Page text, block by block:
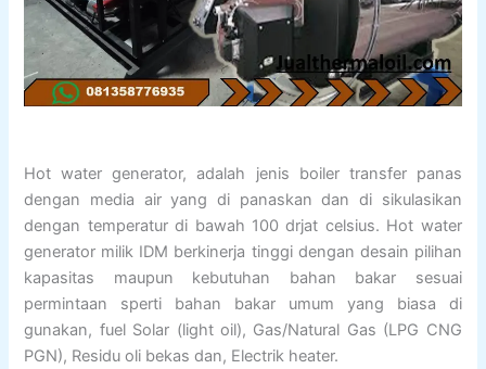
Hot water generator, adalah jenis boiler transfer panas
dengan media air yang di panaskan dan di sikulasikan
dengan temperatur di bawah 100 drjat celsius. Hot water
generator milik IDM berkinerja tinggi dengan desain pilihan
kapasitas maupun kebutuhan bahan bakar sesuai
permintaan sperti bahan bakar umum yang biasa di
gunakan, fuel Solar (light oil), Gas/Natural Gas (LPG CNG
PGN), Residu oli bekas dan, Electrik heater.